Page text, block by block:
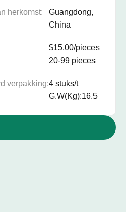
herkomst:
Guangdong,
China
$15.00/pieces
20-99 pieces
verpakking:4 stuks/t
G.W(Kg):16.5